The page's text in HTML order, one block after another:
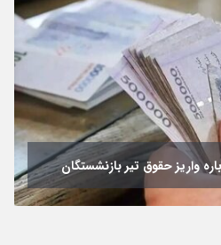
اقتصادی ۱ تا ۵ تهران